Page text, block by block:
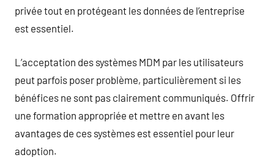
privée tout en protégeant les données de l’entreprise
est essentiel.
L’acceptation des systèmes MDM par les utilisateurs
peut parfois poser problème, particulièrement si les
bénéfices ne sont pas clairement communiqués. Offrir
une formation appropriée et mettre en avant les
avantages de ces systèmes est essentiel pour leur
adoption.